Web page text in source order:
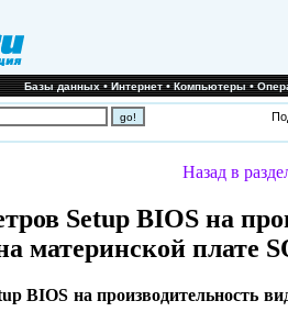
Базы данных•Интернет•Компьютеры•
Назад в
Setup BIOS на
материнской плате
BIOS на производительность